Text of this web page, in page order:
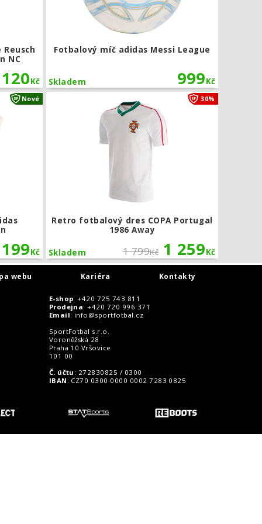
NC
Kč
Fotbalový míč adidas Messi League
999Kč
Skladem
Kč
Nové Brankářské rukavice adidas Predator Competition
Retro fotbalový dres COPA Portugal
1986 Away
1 799Kč 1 259Kč
Skladem
30%
webu Kariéra Kontakty
E-shop: +420 725 743 811
Prodejna: +420 720 996 371
Email: info@sportfotbal.cz
SportFotbal s.r.o.
Voroněžská 28
Praha 10 Vršovice
101 00
Č. účtu : 272830825 / 0300
IBAN : CZ70 0300 0000 0002 7283 0825